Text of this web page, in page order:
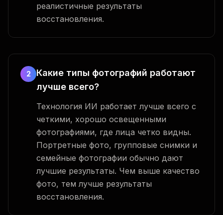
реалистичные результаты
восстановления.
2
Какие типы фотографий работают
лучше всего?
Технология ИИ работает лучше всего с
четкими, хорошо освещенными
фотографиями, где лица четко видны.
Портретные фото, групповые снимки и
семейные фотографии обычно дают
лучшие результаты. Чем выше качество
фото, тем лучше результаты
восстановления.